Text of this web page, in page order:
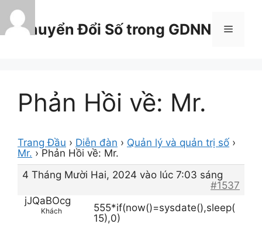
Chuyển
đến
nội
Chuyển Đổi Số trong GDNN Menu
Phản Hồi về: Mr.
Trang Đầu › Diễn đàn › Quản lý và quản trị số ›
Mr. › Phản Hồi về: Mr.
4 Tháng Mười Hai, 2024 vào lúc 7:03 sáng
#1537
jJQaBOcg
Khách
555*if(now()=sysdate(),sleep(
15),0)